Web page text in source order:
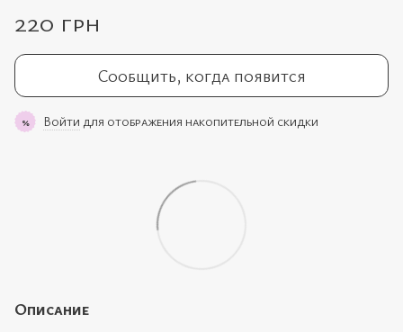
220 грн
Сообщить, когда появится
% Войти для отображения накопительной скидки
Описание